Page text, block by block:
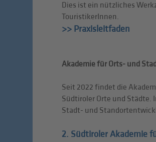
Dies ist ein nützliches
TouristikerInnen.
>> Praxisleitfaden
Akademie für Orts- und
Seit 2022 findet die
Südtiroler Orte und Städte.
Stadt- und
2. Südtiroler Akademie